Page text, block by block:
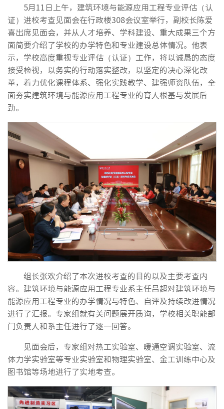
5月11日上午，建筑环境与能源应用工程专业评估（认
证）进校考查见面会在行政楼308会议室举行，副校长陈爱
喜出席见面会，并从人才培养、学科建设、重大成果三个方
面简要介绍了学校的办学特色和专业建设总体情况。他表
示，学校高度重视专业评估（认证）工作，将以诚恳的态度
接受检视，以务实的行动落实整改，以坚定的决心深化改
革，着力优化课程体系、强化实践教学、建强师资队伍，全
面夯实建筑环境与能源应用工程专业的育人根基与发展后
劲。
组长张欢介绍了本次进校考查的目的以及主要考查内
容。建筑环境与能源应用工程专业系主任吕超对建筑环境与
能源应用工程专业的办学情况与特色、自评及持续改进情况
进行了汇报。专家组就有关问题展开质询，学校相关职能部
门负责人和系主任进行了逐一回答。
见面会后，专家组对热工实验室、暖通空调实验室、流
体力学实验室等专业实验室和物理实验室、金工训练中心及
图书馆等场地进行了实地考查。